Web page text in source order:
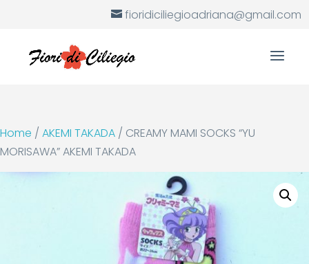
fioridiciliegioadriana@gmail.com
Home / AKEMI TAKADA / CREAMY MAMI SOCKS “YU
MORISAWA” AKEMI TAKADA